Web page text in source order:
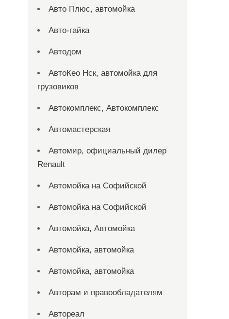
Авто Плюс, автомойка
Авто-гайка
Автодом
АвтоКео Нск, автомойка для
грузовиков
Автокомплекс, Автокомплекс
Автомастерская
Автомир, официальный дилер
Renault
Автомойка на Софийской
Автомойка на Софийской
Автомойка, Автомойка
Автомойка, автомойка
Автомойка, автомойка
Авторам и правообладателям
Автореал